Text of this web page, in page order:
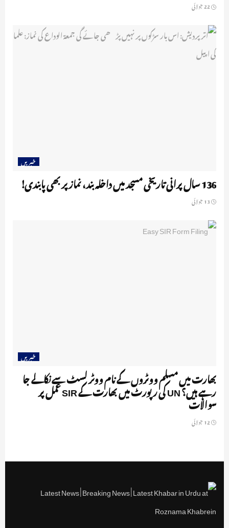
خبریں
136 سال پرانی تاریخی مسجد میں داخلہ بند، نماز پر بھی پابندی!
خبریں
بھارت میں مسلم ووٹروں کے نام ووٹر لسٹ سے نکالے جا
رہے ہیں؟ UN کی رپورٹ میں بھارت کے SIR عمل پر
سوالات